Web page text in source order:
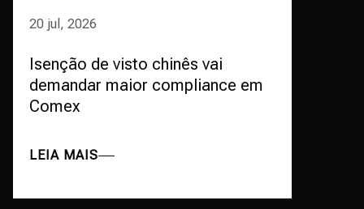
20 jul, 2026
Isenção de visto chinês vai
demandar maior compliance em
Comex
LEIA MAIS